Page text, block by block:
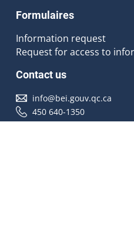
Formulaires
Information request
Request for access to
Contact us
info@bei.gouv.qc.ca
450 640-1350